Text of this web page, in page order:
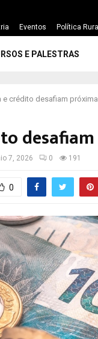
Eventos Política Rural
E PALESTRAS
e crédito desafiam
7, 2026 0 191
0